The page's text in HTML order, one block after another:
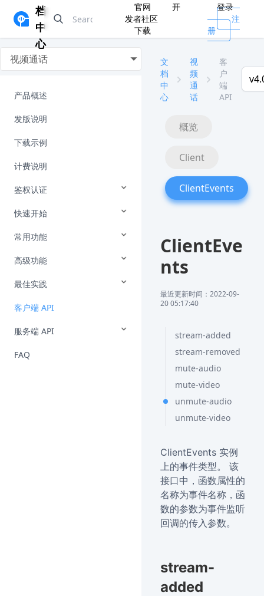
档
中
心
官网
开
发者社区
下载
登录
注
册
视频通话
产品概述
发版说明
下载示例
计费说明
鉴权认证
快速开始
常用功能
高级功能
最佳实践
客户端 API
服务端 API
FAQ
文
档
中
心
视
频
通
话
客
户
端
API
概览
Client
ClientEvents
ClientEve
nts
最近更新时间：2022-09-
20 05:17:40
stream-added
stream-removed
mute-audio
mute-video
unmute-audio
unmute-video
ClientEvents 实例
上的事件类型。 该
接口中，函数属性的
名称为事件名称，函
数的参数为事件监听
回调的传入参数。
stream-
added